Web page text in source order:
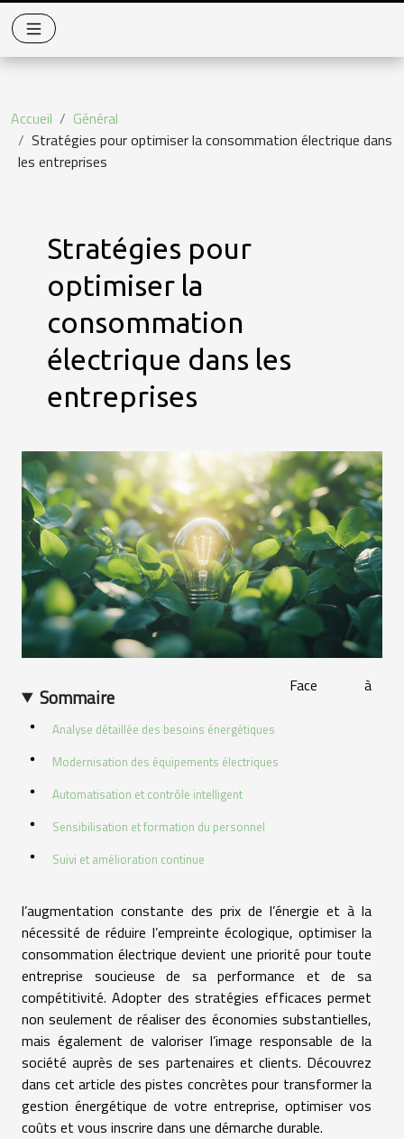
Accueil
Général
Stratégies pour optimiser la consommation électrique dans
les entreprises
Stratégies pour
optimiser la
consommation
électrique dans les
entreprises
Sommaire
Analyse détaillée des besoins énergétiques
Modernisation des équipements électriques
Automatisation et contrôle intelligent
Sensibilisation et formation du personnel
Suivi et amélioration continue
Face à
l’augmentation constante des prix de l’énergie et à la
nécessité de réduire l’empreinte écologique, optimiser la
consommation électrique devient une priorité pour toute
entreprise soucieuse de sa performance et de sa
compétitivité. Adopter des stratégies efficaces permet
non seulement de réaliser des économies substantielles,
mais également de valoriser l’image responsable de la
société auprès de ses partenaires et clients. Découvrez
dans cet article des pistes concrètes pour transformer la
gestion énergétique de votre entreprise, optimiser vos
coûts et vous inscrire dans une démarche durable.